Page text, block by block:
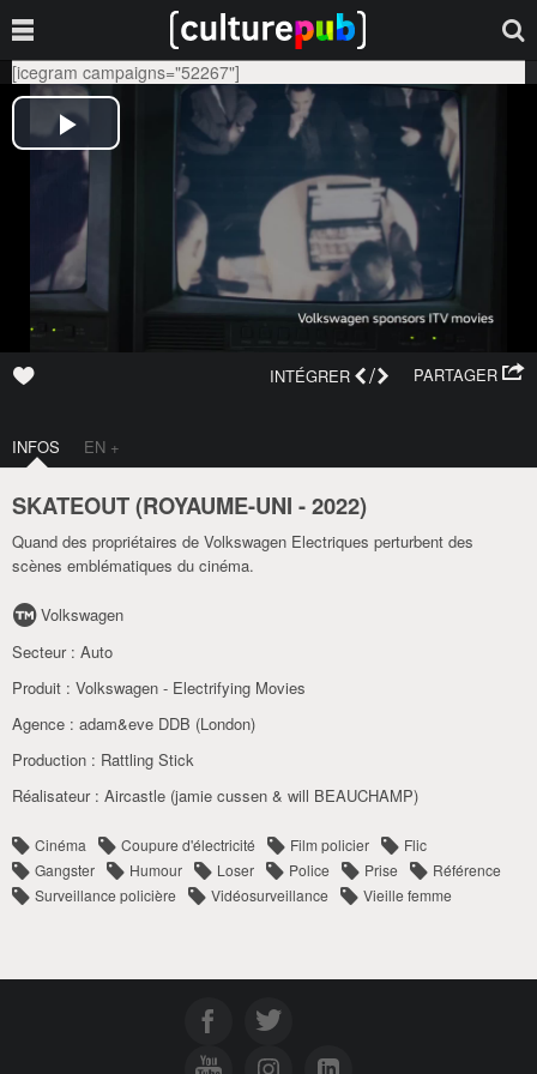
[icegram campaigns="52267"]
PARTAGER
INTÉGRER /
INFOS EN +
SKATEOUT (ROYAUME-UNI -2022)
Quand des propriétaires de Volkswagen Electriques perturbent des
scènes emblématiques du cinéma.
Volkswagen
Secteur : Auto
Produit : Volkswagen - Electrifying Movies
Agence : adam&eve DDB (London)
Production : Rattling Stick
Réalisateur : Aircastle (jamie cussen & will BEAUCHAMP)
Cinéma Coupure d'électricité Film policier
Flic
Gangster
Humour Loser Police Prise
Référence
Surveillance policière
Vidéosurveillance Vieille femme